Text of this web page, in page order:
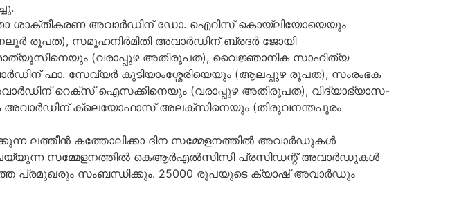
ശാക്തീകരണ അവാര്‍ഡിന് ഡോ. ഐറിസ് കൊയ്‌ലിയോയെയും
രൂപത), സമൂഹനിര്‍മിതി അവാര്‍ഡിന് ബ്രദര്‍ ജോയി
മാത്യൂസിനെയും (വരാപ്പുഴ അതിരൂപത), വൈജ്ഞാനിക സാഹിത്യ
ഫാ. സേവ്യര്‍ കുടിയാംശ്ശേരിയെയും (ആലപ്പുഴ രൂപത), സംരംഭക
റെക്‌സ് ഐസക്കിനെയും (വരാപ്പുഴ അതിരൂപത), വിദ്യാഭ്യാസ-
അവാര്‍ഡിന് ക്ലെയോഫാസ് അലക്‌സിനെയും (തിരുവനന്തപുരം
ലത്തീന്‍ കത്തോലിക്കാ ദിന സമ്മേളനത്തില്‍ അവാര്‍ഡുകള്‍
ചെയ്യുന്ന സമ്മേളനത്തില്‍ കെആര്‍എല്‍സിസി പ്രസിഡന്റ് അവാര്‍ഡുകള്‍
പ്രമുഖരും സംബന്ധിക്കും. 25000 രൂപയുടെ ക്യാഷ് അവാര്‍ഡും